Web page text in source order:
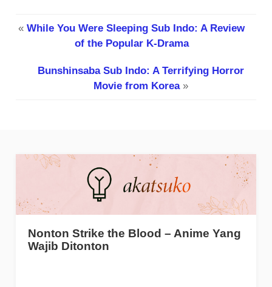
« While You Were Sleeping Sub Indo: A Review
of the Popular K-Drama
Bunshinsaba Sub Indo: A Terrifying Horror
Movie from Korea»
Nonton Strike the Blood – Anime Yang
Wajib Ditonton